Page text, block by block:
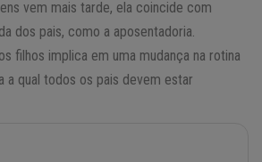
vem mais tarde, ela coincide com
dos pais, como a aposentadoria.
filhos implica em uma mudança na rotina
a qual todos os pais devem estar